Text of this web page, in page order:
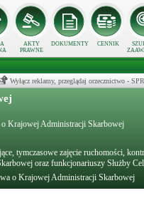
AKTY
PRAWNE
DOKUMENTY CENNIK
Wyłącz reklamy, przeglądaj orzecznictwo -
Krajowej Administracji Skarbowej
tymczasowe zajęcie ruchomości,
oraz funkcjonariuszy Służby
o Krajowej Administracji Skarbowej